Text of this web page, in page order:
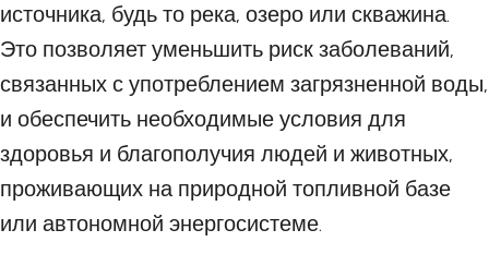
источника, будь то река, озеро или скважина.
Это позволяет уменьшить риск заболеваний,
связанных с употреблением загрязненной воды,
и обеспечить необходимые условия для
здоровья и благополучия людей и животных,
проживающих на природной топливной базе
или автономной энергосистеме.